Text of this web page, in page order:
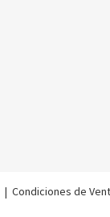
| Condiciones de